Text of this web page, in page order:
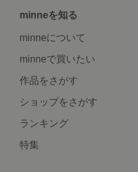
minneを知る
minneについて
minneで買いたい
作品をさがす
ショップをさがす
ランキング
特集